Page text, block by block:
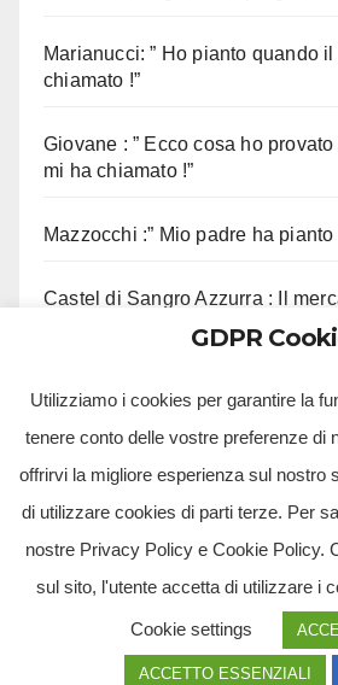
Marianucci: ” Ho pianto quando
chiamato !”
Giovane : ” Ecco cosa ho
mi ha chiamato !”
Mazzocchi :” Mio padre ha
Castel di Sangro Azzurra : Il
Tv Multimidia Srl - Via Giulio Natta,
giornalistica registrata presso il Tribunale di Santa Maria
GDPR
Utilizziamo i cookies per garantire la
tenere conto delle vostre preferenze di
offrirvi la migliore esperienza sul nostro
di utilizzare cookies di parti terze. Per
nostre Privacy Policy e Cookie Policy.
sul sito, l'utente accetta di utilizzare i
Cookie settings
ACCETTO ESSENZIALI